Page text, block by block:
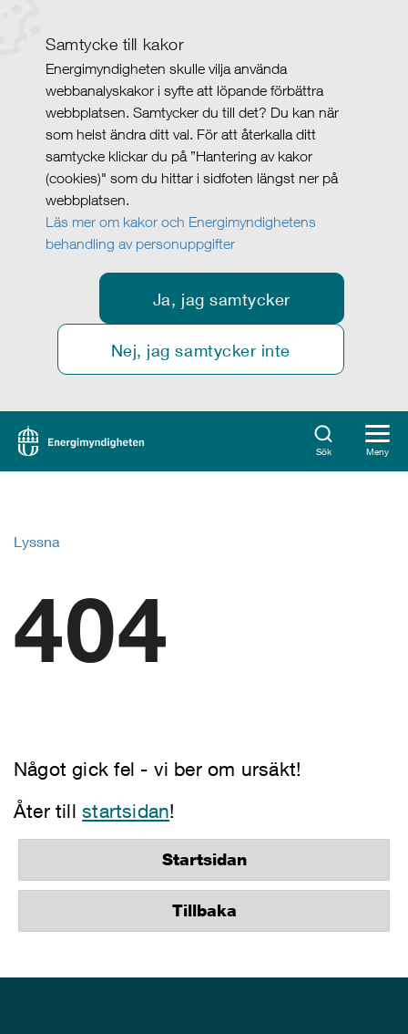
Samtycke till kakor
Energimyndigheten skulle vilja använda
webbanalyskakor i syfte att löpande förbättra
webbplatsen. Samtycker du till det? Du kan när
som helst ändra ditt val. För att återkalla ditt
samtycke klickar du på ”Hantering av kakor
(cookies)" som du hittar i sidfoten längst ner på
webbplatsen.
Läs mer om kakor och Energimyndighetens
behandling av personuppgifter
Ja, jag samtycker
Nej, jag samtycker inte
Sök Meny
Lyssna
404
Något gick fel - vi ber om ursäkt!
Åter tillstartsidan!
Startsidan
Tillbaka